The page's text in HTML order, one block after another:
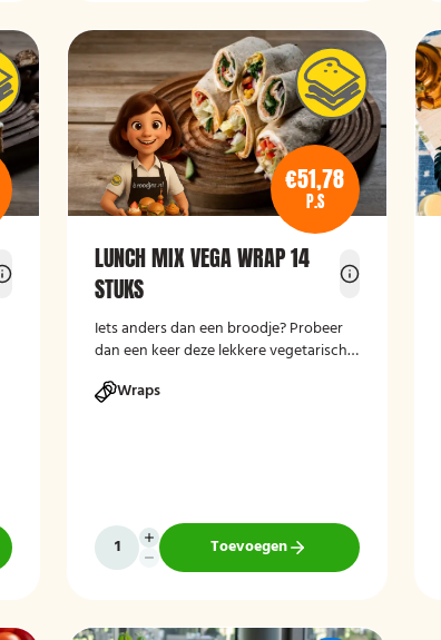
€51,78
P.S
LUNCH MIX VEGA WRAP 14
STUKS
Iets anders dan een broodje? Probeer
dan een keer deze lekkere vegetarische
Wraps
Toevoegen